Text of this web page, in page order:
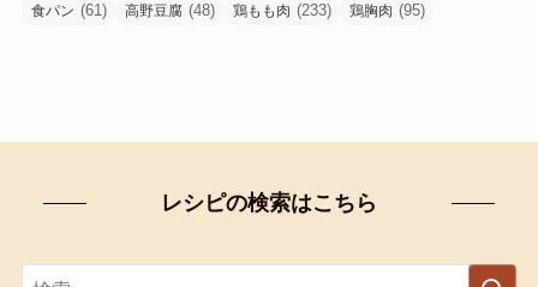
食パン (61) 高野豆腐 (48) 鶏もも肉 (233) 鶏胸肉 (95)
レシピの検索はこちら